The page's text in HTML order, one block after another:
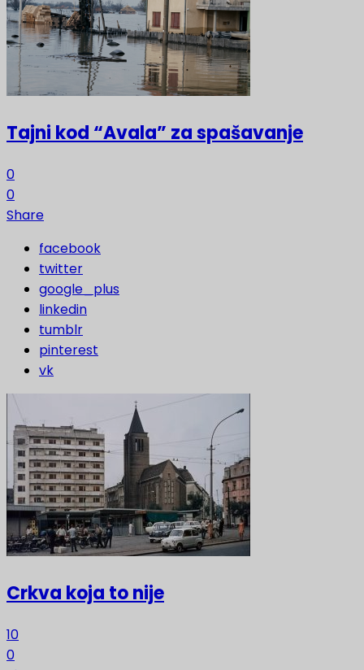
Tajni kod “Avala” za spašavanje
0
0
Share
facebook
twitter
google_plus
linkedin
tumblr
pinterest
vk
Crkva koja to nije
10
0